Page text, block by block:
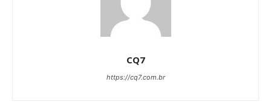
CQ7
https://cq7.com.br